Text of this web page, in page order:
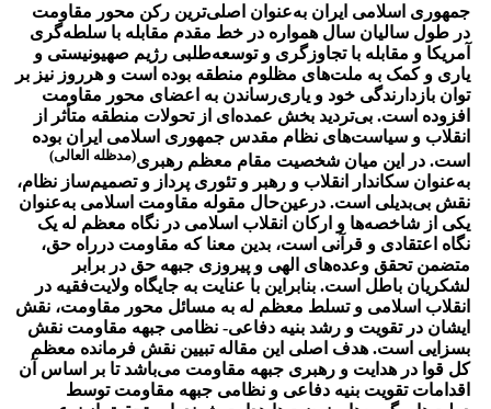
جمهوری اسلامی ایران به‌عنوان اصلی‌ترین رکن محور مقاومت
در طول سالیان سال همواره در خط مقدم مقابله با سلطه‌گری
آمریکا و مقابله با تجاوزگری و توسعه‌طلبی رژیم صهیونیستی و
یاری و کمک به ملت‌های مظلوم منطقه بوده است و هرروز نیز بر
توان بازدارندگی خود و یاری‌رساندن به اعضای محور مقاومت
افزوده است. بی‌تردید بخش عمده‌ای از تحولات منطقه متأثر از
انقلاب و سیاست‌های نظام مقدس جمهوری اسلامی ایران بوده
است. در این میان شخصیت مقام معظم رهبری(مدظله العالی)
به‌عنوان سکاندار انقلاب و رهبر و تئوری پرداز و تصمیم‌ساز نظام،
نقش بی‌بدیلی است. درعین‌حال مقوله مقاومت اسلامی به‌عنوان
یکی از شاخصه‌ها و ارکان انقلاب اسلامی در نگاه معظم له یک
نگاه اعتقادی و قرآنی است، بدین معنا که مقاومت درراه حق،
متضمن تحقق وعده‌های الهی و پیروزی جبهه حق در برابر
لشکریان باطل است. بنابراین با عنایت به جایگاه ولایت‌فقیه در
انقلاب اسلامی و تسلط معظم له به مسائل محور مقاومت، نقش
ایشان در تقویت و رشد بنیه دفاعی- نظامی جبهه مقاومت نقش
بسزایی است. هدف اصلی این مقاله تبیین نقش فرمانده معظم
کل قوا در هدایت و رهبری جبهه مقاومت می‌باشد تا بر اساس آن
اقدامات تقویت بنیه دفاعی و نظامی جبهه مقاومت توسط